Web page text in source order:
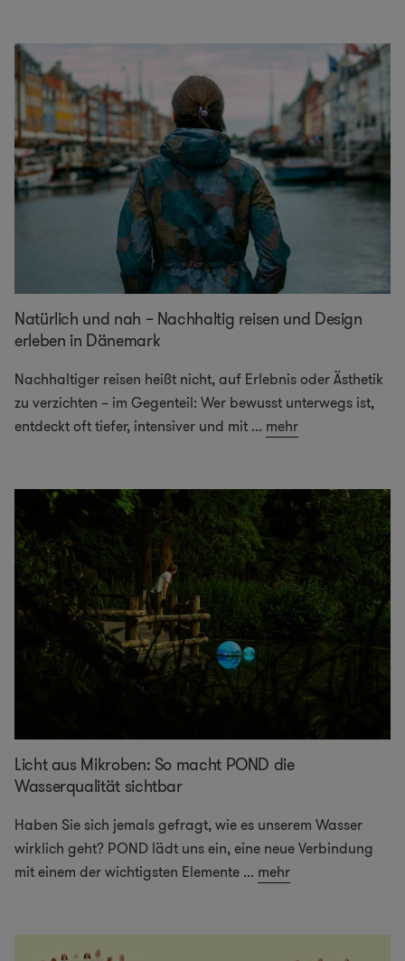
Natürlich und nah – Nachhaltig reisen und Design
erleben in Dänemark
Nachhaltiger reisen heißt nicht, auf Erlebnis oder Ästhetik
zu verzichten – im Gegenteil: Wer bewusst unterwegs ist,
entdeckt oft tiefer, intensiver und mit ... mehr
Licht aus Mikroben: So macht POND die
Wasserqualität sichtbar
Haben Sie sich jemals gefragt, wie es unserem Wasser
wirklich geht? POND lädt uns ein, eine neue Verbindung
mit einem der wichtigsten Elemente ... mehr